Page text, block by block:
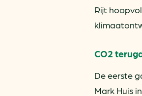
Rijt
CO2
De eerste
Mark Huis